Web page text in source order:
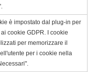
è impostato dal plug-in per
cookie GDPR. I cookie
per memorizzare il
per i cookie nella